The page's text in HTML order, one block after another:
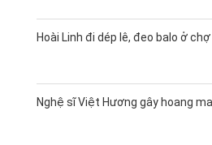
Hoài Linh đi dép lê, đeo balo ở chợ
Nghệ sĩ Việt Hương gây hoang